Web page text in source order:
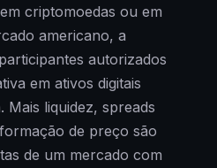
criptomoedas ou em
americano, a
autorizados
em ativos digitais
Mais liquidez, spreads
de preço são
de um mercado com